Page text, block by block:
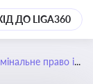
ДО LIGA360
право і процес